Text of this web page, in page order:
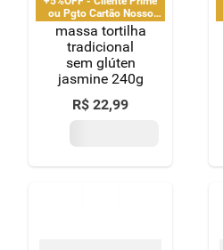
ou Pgto Cartão Nosso
Pay
massa tortilha
tradicional
sem glúten
jasmine 240g
R$ 22,99